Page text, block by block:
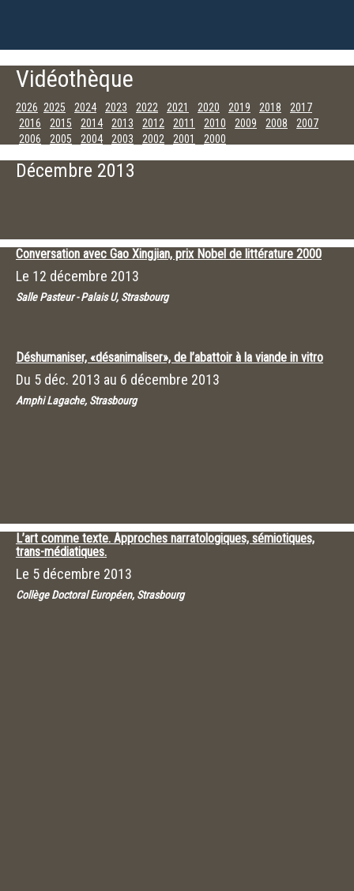
Vidéothèque
2026 2025 2024 2023 2022 2021 2020 2019 2018
2017
2016
2015 2014 2013 2012 2011 2010 2009 2008
2007
2006
2005 2004 2003 2002 2001
2000
Mars
Février Janvier
Décembre 2013
Conversation avec Gao Xingjian, prix Nobel de littérature 2000
Le 12 décembre 2013
Salle Pasteur - Palais U, Strasbourg
Déshumaniser, «désanimaliser», de l’abattoir à la viande in vitro
Du 5 déc. 2013 au 6 décembre 2013
Amphi Lagache, Strasbourg
L’art comme texte. Approches narratologiques, sémiotiques,
trans-médiatiques.
Le 5 décembre 2013
Collège Doctoral Européen, Strasbourg